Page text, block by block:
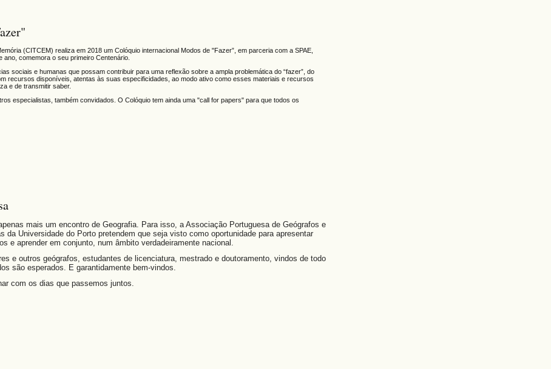
(CITCEM) realiza em 2018 um Colóquio internacional Modos de "Fazer”, em parceria com a SPAE,
ano, comemora o seu primeiro Centenário.
sociais e humanas que possam contribuir para uma reflexão sobre a ampla problemática do “fazer”, do
recursos disponíveis, atentas às suas especificidades, ao modo ativo como esses materiais e recursos
e de transmitir saber.
especialistas, também convidados. O Colóquio tem ainda uma "call for papers" para que todos os
mais um encontro de Geografia. Para isso, a Associação Portuguesa de Geógrafos e
da Universidade do Porto pretendem que seja visto como oportunidade para apresentar
e aprender em conjunto, num âmbito verdadeiramente nacional.
e outros geógrafos, estudantes de licenciatura, mestrado e doutoramento, vindos de todo
são esperados. E garantidamente bem-vindos.
com os dias que passemos juntos.